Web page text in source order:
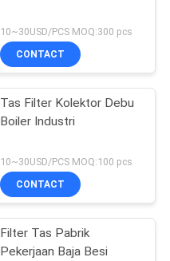
10~30USD/PCS MOQ:300 pcs
CONTACT
Tas Filter Kolektor Debu
Boiler Industri
10~30USD/PCS MOQ:100 pcs
CONTACT
Filter Tas Pabrik
Pekerjaan Baja Besi